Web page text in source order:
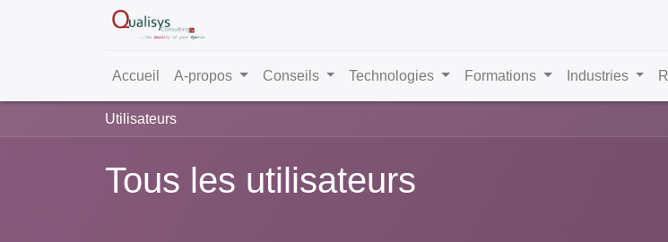
Accueil A-propos Conseils Technologies Formations Industries
Utilisateurs
Tous les utilisateurs